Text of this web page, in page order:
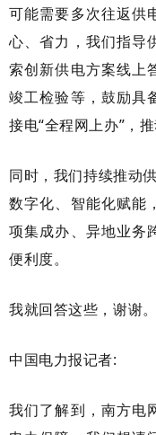
可能需要多次往返供
心、省力，我们指导
索创新供电方案线上
竣工检验等，鼓励具
接电“全程网上办”，
同时，我们持续推动
数字化、智能化赋能
项集成办、异地业务
便利度。
我就回答这些，谢谢。
中国电力报记者:
我们了解到，南方电